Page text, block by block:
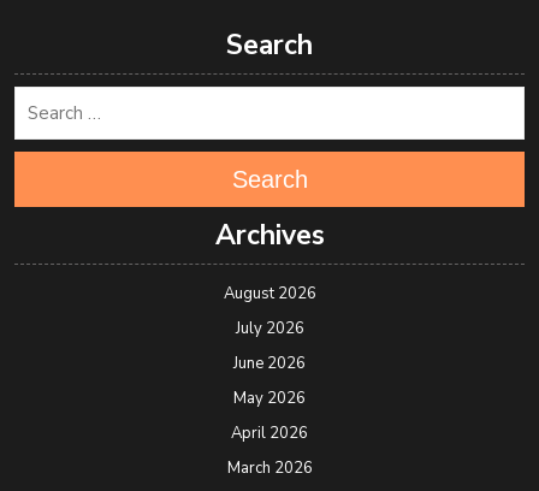
Search
Search
Archives
August 2026
July 2026
June 2026
May 2026
April 2026
March 2026